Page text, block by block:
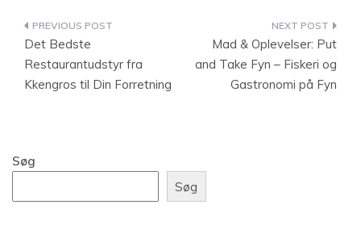
Indlægsnavigation
Det Bedste
Restaurantudstyr fra
Kkengros til Din Forretning
Mad & Oplevelser: Put
and Take Fyn – Fiskeri og
Gastronomi på Fyn
Søg
Søg